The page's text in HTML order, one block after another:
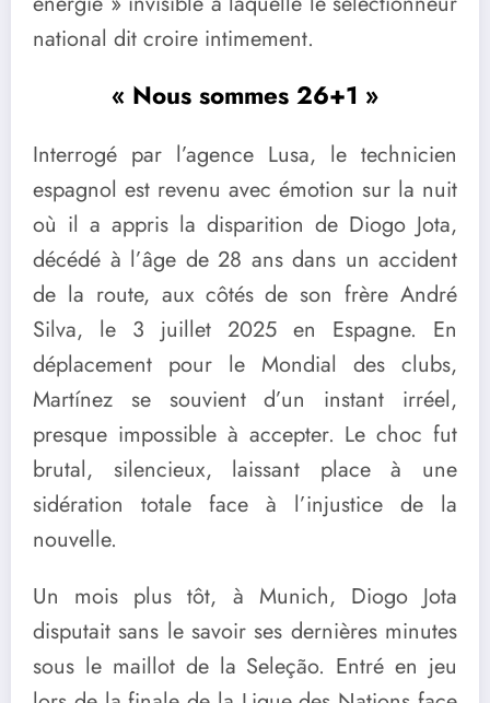
national dit croire intimement.
« Nous sommes 26+1 »
Interrogé par l’agence Lusa, le technicien
espagnol est revenu avec émotion sur la nuit
où il a appris la disparition de Diogo Jota,
décédé à l’âge de 28 ans dans un accident
de la route, aux côtés de son frère André
Silva, le 3 juillet 2025 en Espagne. En
déplacement pour le Mondial des clubs,
Martínez se souvient d’un instant irréel,
presque impossible à accepter. Le choc fut
brutal, silencieux, laissant place à une
sidération totale face à l’injustice de la
nouvelle.
Un mois plus tôt, à Munich, Diogo Jota
disputait sans le savoir ses dernières minutes
sous le maillot de la Seleção. Entré en jeu